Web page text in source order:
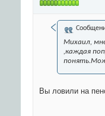
Михаил,
,каждая
понять.Мож
Вы ловили на